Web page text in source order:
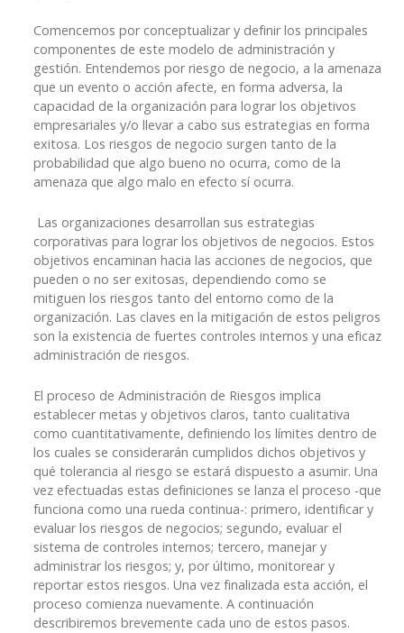
Comencemos por conceptualizar y definir los principales
componentes de este modelo de administración y
gestión. Entendemos por riesgo de negocio, a la amenaza
que un evento o acción afecte, en forma adversa, la
capacidad de la organización para lograr los objetivos
empresariales y/o llevar a cabo sus estrategias en forma
exitosa. Los riesgos de negocio surgen tanto de la
probabilidad que algo bueno no ocurra, como de la
amenaza que algo malo en efecto sí ocurra.
Las organizaciones desarrollan sus estrategias
corporativas para lograr los objetivos de negocios. Estos
objetivos encaminan hacia las acciones de negocios, que
pueden o no ser exitosas, dependiendo como se
mitiguen los riesgos tanto del entorno como de la
organización. Las claves en la mitigación de estos peligros
son la existencia de fuertes controles internos y una eficaz
administración de riesgos.
El proceso de Administración de Riesgos implica
establecer metas y objetivos claros, tanto cualitativa
como cuantitativamente, definiendo los límites dentro de
los cuales se considerarán cumplidos dichos objetivos y
qué tolerancia al riesgo se estará dispuesto a asumir. Una
vez efectuadas estas definiciones se lanza el proceso -que
funciona como una rueda continua-: primero, identificar y
evaluar los riesgos de negocios; segundo, evaluar el
sistema de controles internos; tercero, manejar y
administrar los riesgos; y, por último, monitorear y
reportar estos riesgos. Una vez finalizada esta acción, el
proceso comienza nuevamente. A continuación
describiremos brevemente cada uno de estos pasos.